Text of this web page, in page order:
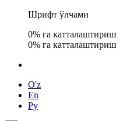
Шрифт ўлчами
0% га катталаштириш
0% га катталаштириш
O'z
En
Ру